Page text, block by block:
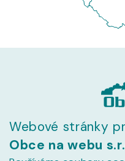
Webové stránky
Obce na webu